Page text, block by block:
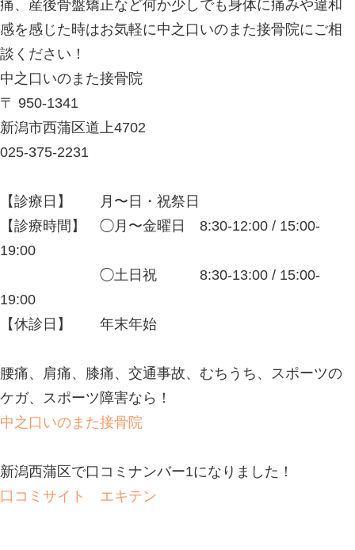
場合は断裂するものです。ダッシュ
や、ジャンプからの着地のタイミン
多いです。また、別名「筋挫傷」と
離れが起きやすい部位は競技によっ
リングス)(大腿四頭筋)などの筋肉に
です。 歩行や運動の続行が困難にな
みられることがあります。 また、重
陥凹がみられることもあります。 肉
労や水分不足が原因で起こりやすく
はこまめに水分補給をしたり、ウォ
運動後のストレッチをしっかり行い
肉離れになったらどのような処置を
お話していきます。 応急処置として